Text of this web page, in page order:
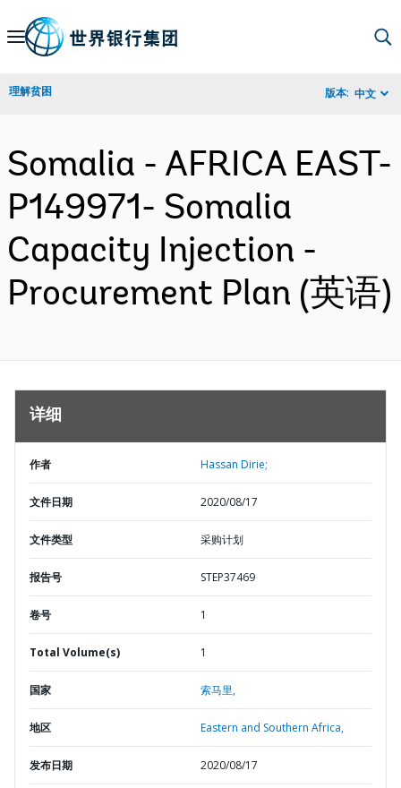
Skip
Navigation
理解贫困 版本: 中文
Somalia - AFRICA EAST-
P149971- Somalia
Capacity Injection -
Procurement Plan (英语)
详细
作者 Hassan Dirie;
文件日期 2020/08/17
文件类型 采购计划
报告号 STEP37469
卷号 1
Total Volume(s) 1
国家 索马里,
地区 Eastern and Southern Africa,
发布日期 2020/08/17